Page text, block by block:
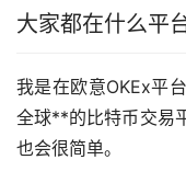
大家都在什么平
我是在欧意OKEx平
全球**的比特币交易
也会很简单。